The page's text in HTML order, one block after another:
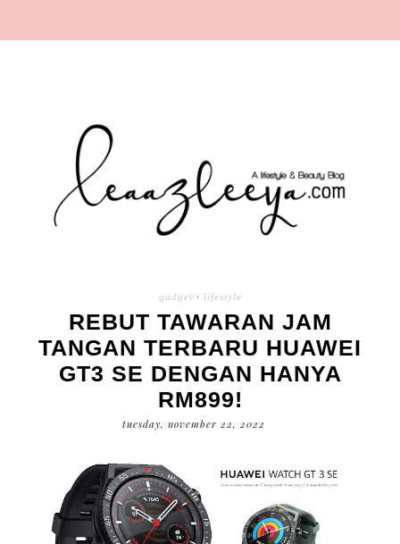
gadget · lifestyle
REBUT TAWARAN JAM
TANGAN TERBARU HUAWEI
GT3 SE DENGAN HANYA
RM899!
tuesday, november 22, 2022